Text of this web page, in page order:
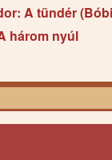
A tündér
három nyúl